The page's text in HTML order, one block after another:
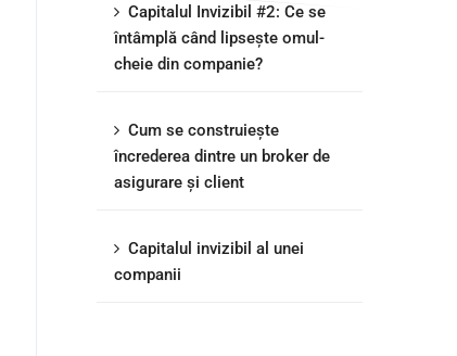
Capitalul Invizibil #2: Ce se
întâmplă când lipsește omul-
cheie din companie?
Cum se construiește
încrederea dintre un broker de
asigurare și client
Capitalul invizibil al unei
companii